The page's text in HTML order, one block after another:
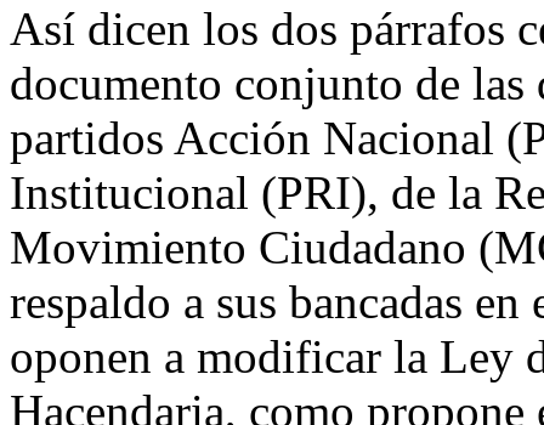
Así dicen los dos párrafos
documento conjunto de
partidos Acción Nacional
Institucional (PRI), de la
Movimiento Ciudadano
respaldo a sus bancadas
oponen a modificar la Ley
Hacendaria, como